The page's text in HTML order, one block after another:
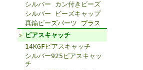
シルバー カン付きビーズ
シルバー ビーズキャップ
真鍮ビーズパーツ ブラス
ピアスキャッチ
14KGFピアスキャッチ
シルバー925ピアスキャッ
チ